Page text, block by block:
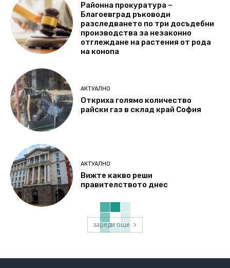
Районна прокуратура –
Благоевград ръководи
разследването по три досъдебни
производства за незаконно
отглеждане на растения от рода
на конопа
АКТУАЛНО
Откриха голямо количество
райски газ в склад край София
АКТУАЛНО
Вижте какво реши
правителството днес
зареди още